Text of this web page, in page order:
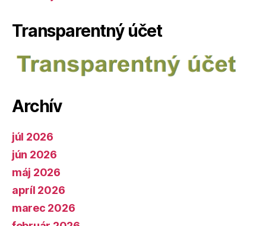
Transparentný účet
Archív
júl 2026
jún 2026
máj 2026
apríl 2026
marec 2026